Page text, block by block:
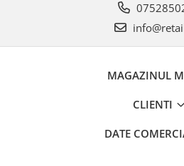
MAGAZINUL
CLIENTI
DATE